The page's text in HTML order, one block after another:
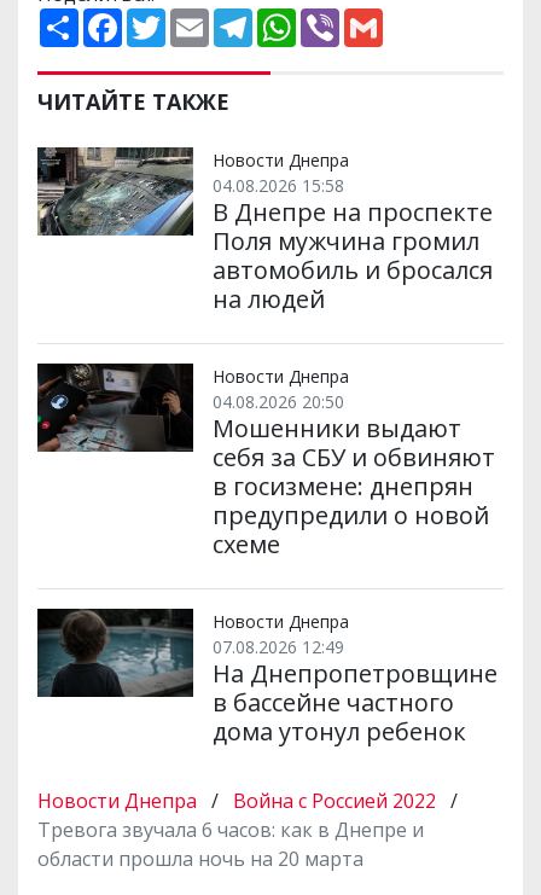
П
о
и
р
и
и
F
a
e
b
o
k
T
w
t
t
e
E
m
i
l
T
e
e
m
W
h
p
V
ЧИТАЙТЕ ТАКЖЕ
Новости Днепра
04.08.2026 15:58
В Днепре на проспекте
Поля мужчина громил
автомобиль и бросался
на людей
Новости Днепра
04.08.2026 20:50
Мошенники выдают
себя за СБУ и обвиняют
в госизмене: днепрян
предупредили о новой
схеме
Новости Днепра
07.08.2026 12:49
На Днепропетровщине
в бассейне частного
дома утонул ребенок
Новости Днепра / Война с Россией 2022 /
Тревога звучала 6 часов: как в Днепре и
области прошла ночь на 20 марта